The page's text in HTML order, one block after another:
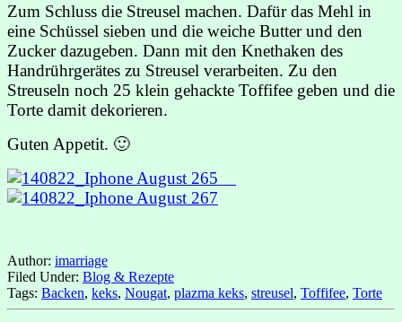
Zum Schluss die Streusel machen. Dafür das Mehl in
eine Schüssel sieben und die weiche Butter und den
Zucker dazugeben. Dann mit den Knethaken des
Handrührgerätes zu Streusel verarbeiten. Zu den
Streuseln noch 25 klein gehackte Toffifee geben und die
Torte damit dekorieren.
Guten Appetit. 🙂
Author: imarriage
Filed Under: Blog & Rezepte
Tags: Backen, keks, Nougat, plazma keks, streusel, Toffifee, Torte